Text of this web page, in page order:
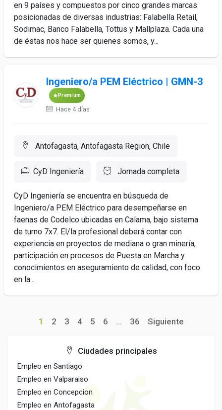
en 9 países y compuestos por cinco grandes marcas
posicionadas de diversas industrias: Falabella Retail,
Sodimac, Banco Falabella, Tottus y Mallplaza. Cada una
de éstas nos hace ser quienes somos, y...
Ingeniero/a PEM Eléctrico | GMN-3
Premium
Hace 4 días
Antofagasta, Antofagasta Region, Chile
CyD Ingeniería Jornada completa
CyD Ingeniería se encuentra en búsqueda de
Ingeniero/a PEM Eléctrico para desempeñarse en
faenas de Codelco ubicadas en Calama, bajo sistema
de turno 7x7. El/la profesional deberá contar con
experiencia en proyectos de mediana o gran minería,
participación en procesos de Puesta en Marcha y
conocimientos en aseguramiento de calidad, con foco
en la...
1 2 3 4 5 6 ... 36 Siguiente
Ciudades principales
Empleo en Santiago
Empleo en Valparaiso
Empleo en Concepcion
Empleo en Antofagasta